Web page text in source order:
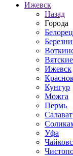
Ижевск
Назад
Города
Ижевск
Кунгур
Можга
Пермь
Салават
Уфа